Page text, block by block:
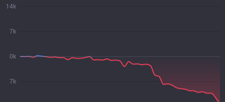
7k
0k
7k
14k